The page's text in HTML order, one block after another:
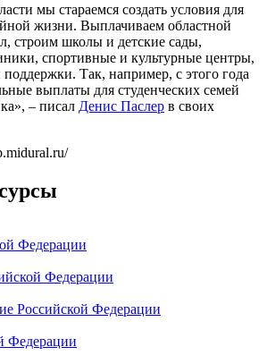
мы стараемся создать условия для
жизни. Выплачиваем областной
строим школы и детские сады,
спортивные и культурные центры,
Так, например, с этого года
выплаты для студенческих семей
– писал Денис Паслер в своих
Федерации
Федерации
Российской Федерации
Федерации